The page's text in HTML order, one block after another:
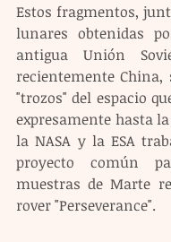
Estos fragmentos,
lunares obtenidas
antigua Unión
recientemente
"trozos" del espacio
expresamente hasta
la NASA y la ESA
proyecto común
muestras de Marte
rover "Perseverance".